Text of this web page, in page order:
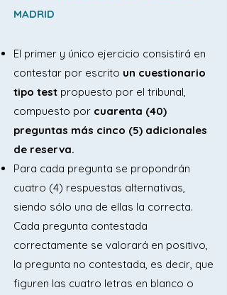
MADRID
El primer y único ejercicio consistirá en
contestar por escrito un cuestionario
tipo test propuesto por el tribunal,
compuesto por cuarenta (40)
preguntas más cinco (5) adicionales
de reserva.
Para cada pregunta se propondrán
cuatro (4) respuestas alternativas,
siendo sólo una de ellas la correcta.
Cada pregunta contestada
correctamente se valorará en positivo,
la pregunta no contestada, es decir, que
figuren las cuatro letras en blanco o